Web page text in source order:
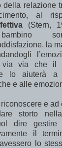
della relazione
al
(Stern,
la
via via che il
lo aiuterà
e alle
e
storto
dire gestire
il
lo